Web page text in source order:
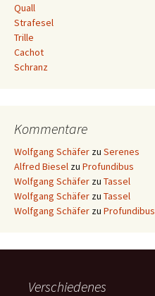
Quall
Strafesel
Trille
Cachot
Schranz
Kommentare
Wolfgang Schäfer zu Serenes
Alfred Biesel zu Profundibus
Wolfgang Schäfer zu Tassel
Wolfgang Schäfer zu Tassel
Wolfgang Schäfer zu Profundibus
Verschiedenes